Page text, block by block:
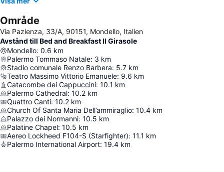
Område
Via Pazienza, 33/A, 90151, Mondello, Italien
Avstånd till Bed and Breakfast Il Girasole
Mondello: 0.6 km
Palermo Tommaso Natale: 3 km
Stadio comunale Renzo Barbera: 5.7 km
Teatro Massimo Vittorio Emanuele: 9.6 km
Catacombe dei Cappuccini: 10.1 km
Palermo Cathedral: 10.2 km
Quattro Canti: 10.2 km
Church Of Santa Maria Dell’ammiraglio: 10.4 km
Palazzo dei Normanni: 10.5 km
Palatine Chapel: 10.5 km
Aereo Lockheed F104-S (Starfighter): 11.1 km
Palermo International Airport: 19.4 km